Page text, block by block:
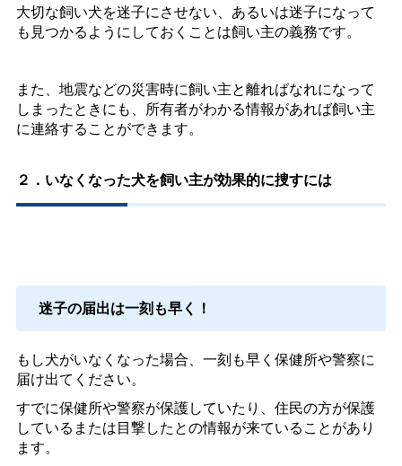
大切な飼い犬を迷子にさせない、あるいは迷子になって
も見つかるようにしておくことは飼い主の義務です。
また、地震などの災害時に飼い主と離ればなれになって
しまったときにも、所有者がわかる情報があれば飼い主
に連絡することができます。
２．いなくなった犬を飼い主が効果的に捜すには
迷子の届出は一刻も早く！
もし犬がいなくなった場合、一刻も早く保健所や警察に
届け出てください。
すでに保健所や警察が保護していたり、住民の方が保護
しているまたは目撃したとの情報が来ていることがあり
ます。